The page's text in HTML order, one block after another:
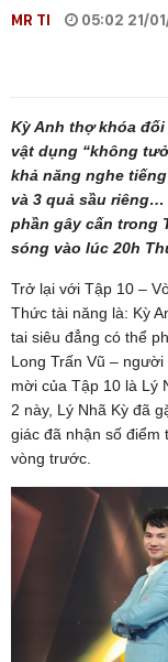
MR TI 05:02 21/
Kỳ Anh thợ khóa
vật dụng “không
khả năng nghe
và 3 quả sầu
phần gây cấn trong
sóng vào lúc 20h
Trở lại với Tập 10 –
Thức tài năng là: Kỳ
tai siêu đẳng có thể
Long Trấn Vũ –
mời của Tập 10 là Lý
2 này, Lý Nhã Kỳ đã
giác đã nhận số điểm
vòng trước.